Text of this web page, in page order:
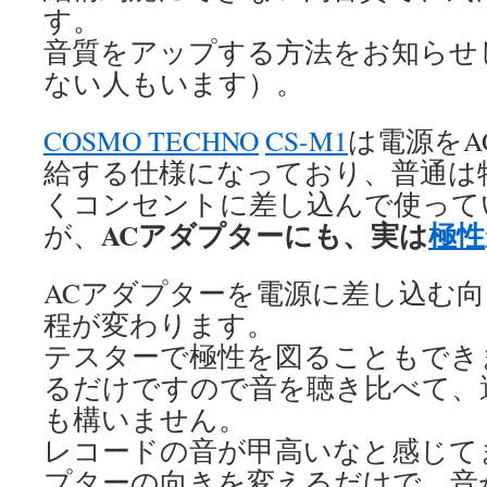
す。
音質をアップする方法をお知ら
ない人もいます）。
COSMO TECHNOCS-M1は電源を
給する仕様になっており、普通
くコンセントに差し込んで使っ
が、 ACアダプターにも、実は極性
ACアダプターを電源に差し込む
程が変わります。
テスターで極性を図ることもで
るだけですので音を聴き比べて
も構いません。
レコードの音が甲高いなと感じ